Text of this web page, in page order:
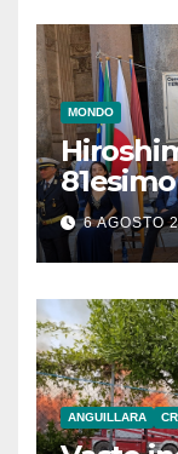
MONDO
monito
6 AGOSTO
ANGUILLARA